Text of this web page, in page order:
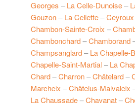
Georges –La Celle-Dunoise–
Gouzon–La Cellette–Ceyroux
Chambon-Sainte-Croix –
Chambonchard–Chamborand
Champsanglard–La Chapelle-
Chapelle-Saint-Martial–La
Chard–Charron–Châtelard–
Marcheix –Châtelus-Malvaleix
La Chaussade–Chavanat–